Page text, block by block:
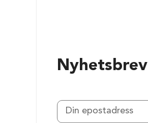
Nyhetsbrev